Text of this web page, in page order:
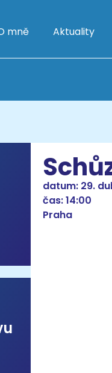
mně Aktuality
datum: 29.
čas: 14:00
Praha